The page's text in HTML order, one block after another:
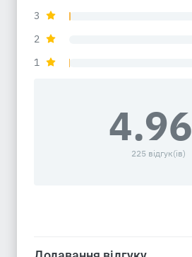
3
2
1
4.96
225 відгук(ів)